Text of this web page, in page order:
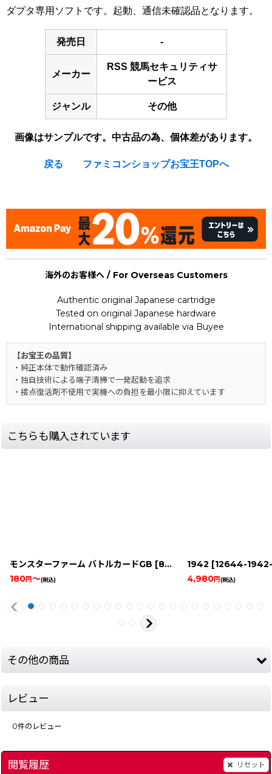
ダプタ専用ソフトです。起動、通信未確認品となります。
発売日 -
メーカー
RSS 競馬セキュリティサ
ービス
ジャンル その他
画像はサンプルです。中古品の為、個体差があります。
戻る ファミコンショップお宝王TOPへ
海外のお客様へ / For Overseas Customers
Authentic original Japanese cartridge
Tested on original Japanese hardware
International shipping available via Buyee
【お宝王の品質】
・純正本体で動作確認済み
・独自技術による端子清掃で一発起動を追求
・接点復活剤不使用で実機への負担を最小限に抑えています
こちらも購入されています
モンスターファーム バトルカードGB [8830-monster-ranch-card-gbc
180円～(税込)
1942 [12644-
4,980円(税込)
その他の商品
レビュー
0件のレビュー
閲覧履歴 リセット